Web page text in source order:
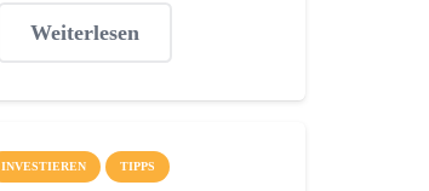
Weiterlesen
INVESTIEREN TIPPS